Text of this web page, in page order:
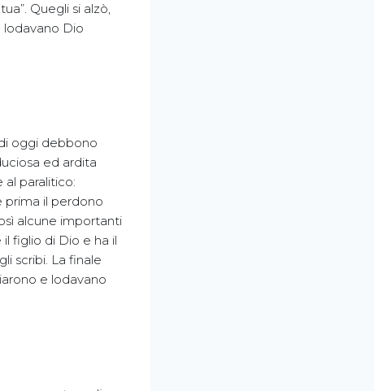
Quegli si alzò,
lodavano Dio
oggi debbono
ed ardita
paralitico:
prima il perdono
alcune importanti
figlio di Dio e ha il
scribi. La finale
e lodavano